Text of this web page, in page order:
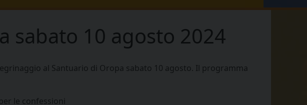
sabato 10 agosto 2024
al Santuario di Oropa sabato 10 agosto. Il programma
le confessioni